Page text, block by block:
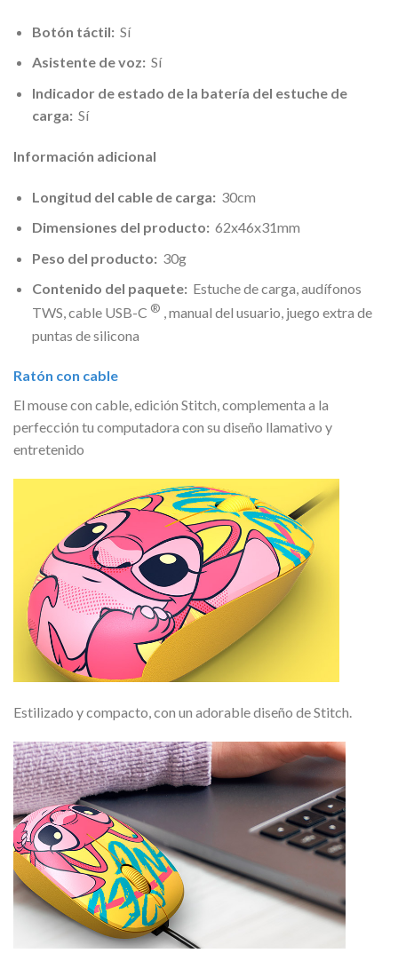
Botón táctil: Sí
Asistente de voz: Sí
Indicador de estado de la batería del estuche de
carga: Sí
Información adicional
Longitud del cable de carga: 30cm
Dimensiones del producto: 62x46x31mm
Peso del producto: 30g
Contenido del paquete: Estuche de carga, audífonos
TWS, cable USB-C ® , manual del usuario, juego extra de
puntas de silicona
Ratón con cable
El mouse con cable, edición Stitch, complementa a la
perfección tu computadora con su diseño llamativo y
entretenido
Estilizado y compacto, con un adorable diseño de Stitch.